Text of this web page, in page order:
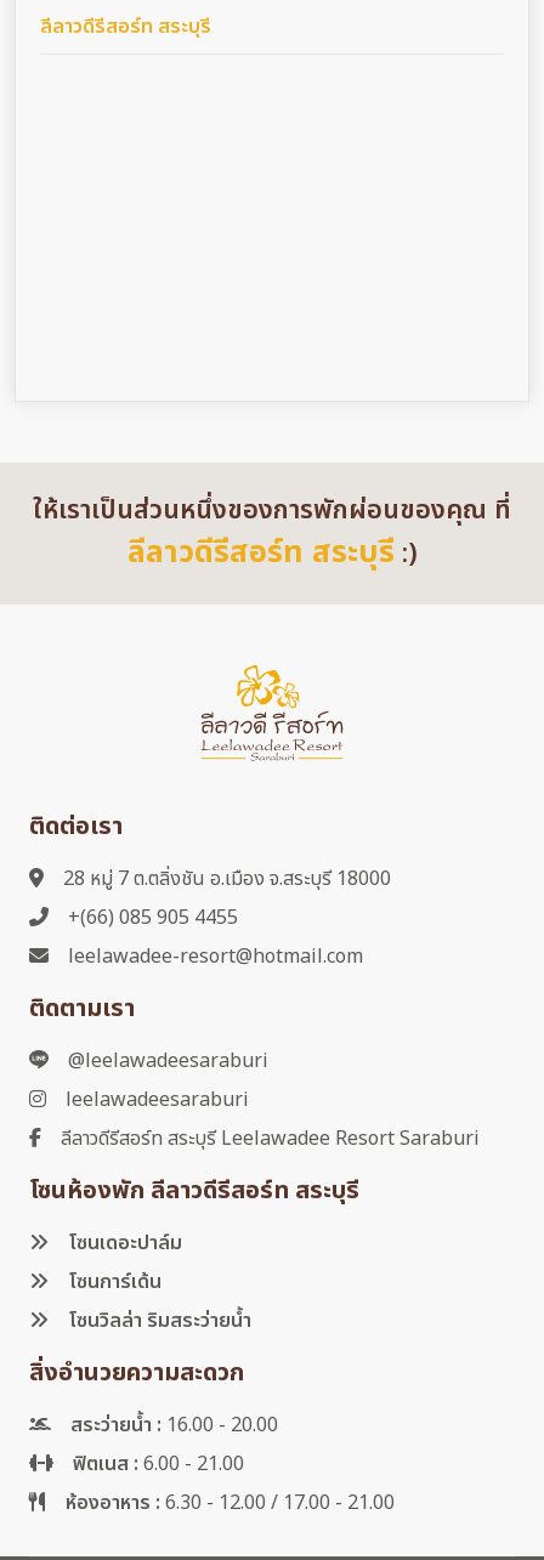
ลีลาวดีรีสอร์ท สระบุรี
ให้เราเป็นส่วนหนึ่งของการพักผ่อนของคุณ ที่
ลีลาวดีรีสอร์ท สระบุรี :)
ติดต่อเรา
28 หมู่ 7 ต.ตลิ่งชัน อ.เมือง จ.สระบุรี 18000
+(66) 085 905 4455
leelawadee-resort@hotmail.com
ติดตามเรา
@leelawadeesaraburi
leelawadeesaraburi
ลีลาวดีรีสอร์ท สระบุรี Leelawadee Resort Saraburi
โซนห้องพัก ลีลาวดีรีสอร์ท สระบุรี
โซนเดอะปาล์ม
โซนการ์เด้น
โซนวิลล่า ริมสระว่ายน้ำ
สิ่งอำนวยความสะดวก
สระว่ายน้ำ : 16.00 - 20.00
ฟิตเนส : 6.00 - 21.00
ห้องอาหาร : 6.30 - 12.00 / 17.00 - 21.00